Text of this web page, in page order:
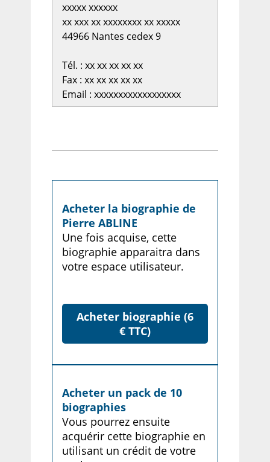
xxxxx xxxxxx
xx xxx xx xxxxxxxx xx xxxxx
44966 Nantes cedex 9
Tél. : xx xx xx xx xx
Fax : xx xx xx xx xx
Email : xxxxxxxxxxxxxxxxxx
Acheter la biographie de
Pierre ABLINE
Une fois acquise, cette
biographie apparaitra dans
votre espace utilisateur.
Acheter biographie (6
€ TTC)
Acheter un pack de 10
biographies
Vous pourrez ensuite
acquérir cette biographie en
utilisant un crédit de votre